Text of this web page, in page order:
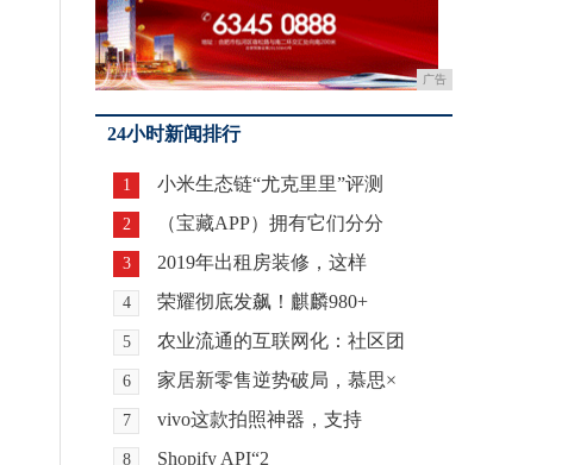
广告
24小时新闻排行
1 小米生态链“尤克里里”评测
2 （宝藏APP）拥有它们分分
3 2019年出租房装修，这样
4 荣耀彻底发飙！麒麟980+
5 农业流通的互联网化：社区团
6 家居新零售逆势破局，慕思×
7 vivo这款拍照神器，支持
8 Shopify API“2